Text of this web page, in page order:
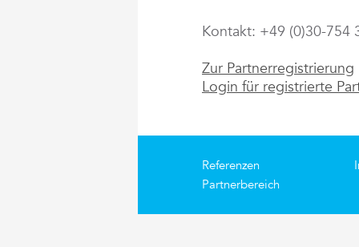
Kontakt: +49 (0)30-754
Zur Partnerregistrierung
Login für registrierte
Referenzen
Partnerbereich